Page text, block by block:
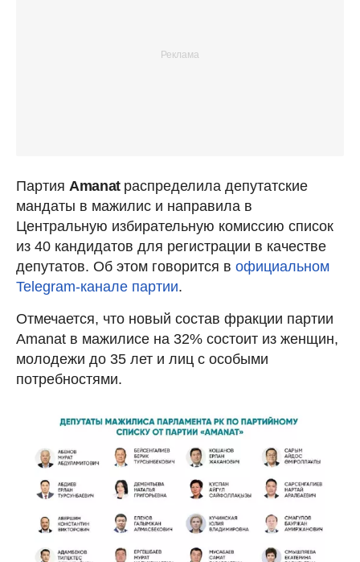
Партия Amanat распределила депутатские
мандаты в мажилис и направила в
Центральную избирательную комиссию список
из 40 кандидатов для регистрации в качестве
депутатов. Об этом говорится в официальном
Telegram-канале партии.
Отмечается, что новый состав фракции партии
Amanat в мажилисе на 32% состоит из женщин,
молодежи до 35 лет и лиц с особыми
потребностями.